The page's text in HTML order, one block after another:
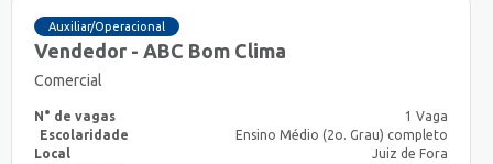
Auxiliar/Operacional
Vendedor - ABC Bom Clima
Comercial
N° de vagas
1 Vaga
Escolaridade
Ensino Médio (2o. Grau) completo
Local
Juiz de Fora